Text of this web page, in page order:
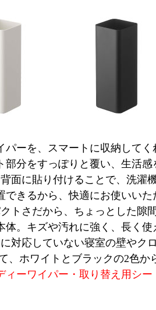
ーを、スマートに収納してく
分をすっぽりと覆い、生活感
面に貼り付けることで、洗濯
できるから、快適にお使いいた
トさだから、ちょっとした隙
。キズや汚れに強く、長く使
対応していない寝室の壁やク
、ホワイトとブラックの2色か
ーワイパー・取り替え用シー